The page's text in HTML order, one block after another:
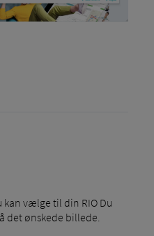
kan vælge til din RIO Du
det ønskede billede.